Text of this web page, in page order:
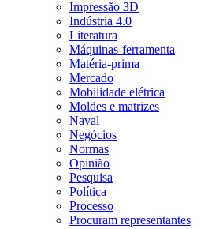
Impressão 3D
Indústria 4.0
Literatura
Máquinas-ferramenta
Matéria-prima
Mercado
Mobilidade elétrica
Moldes e matrizes
Naval
Negócios
Normas
Opinião
Pesquisa
Política
Processo
Procuram representantes